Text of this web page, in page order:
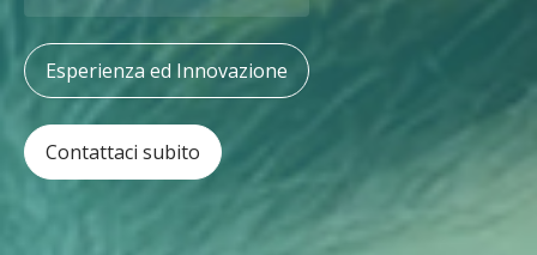
Esperienza ed Innovazione
Contattaci subito